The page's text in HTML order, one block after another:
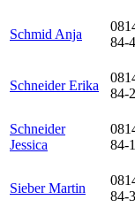
Schmid Anja
84-
Schneider Erika
84-
Schneider
Jessica
84-
Sieber Martin
84-